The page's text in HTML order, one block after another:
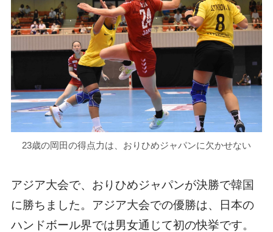
23歳の岡田の得点力は、おりひめジャパンに欠かせない
アジア大会で、おりひめジャパンが決勝で韓国
に勝ちました。アジア大会での優勝は、日本の
ハンドボール界では男女通じて初の快挙です。